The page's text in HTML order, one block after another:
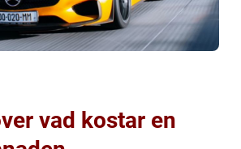
vad kostar en